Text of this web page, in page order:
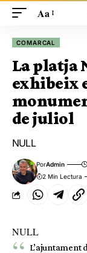
Aa
COMARCAL
La platja
exhibeix
de juliol
NULL
PorAdmin
2 Min Lectura
NULL
L’ajuntament